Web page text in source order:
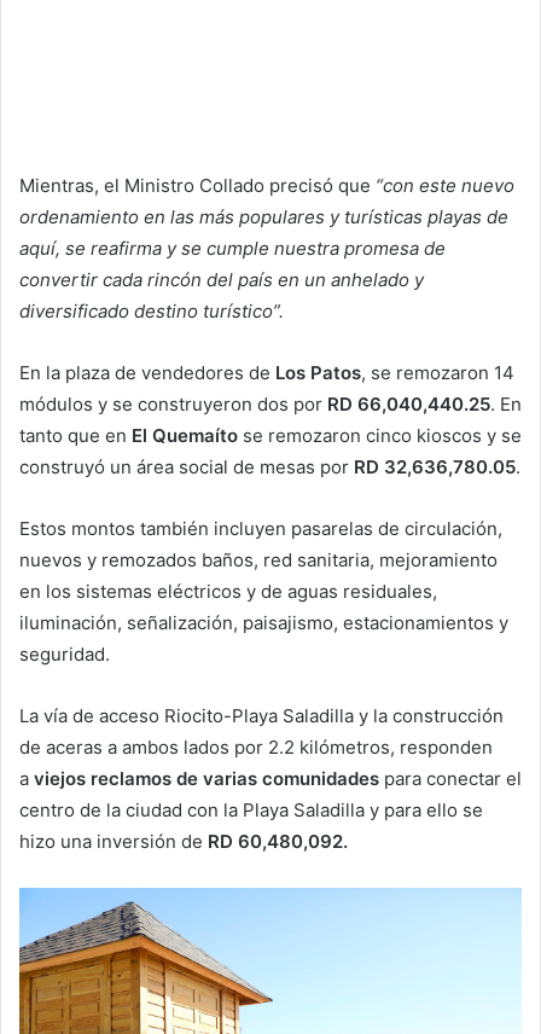
Mientras, el Ministro Collado precisó que “con este nuevo
ordenamiento en las más populares y turísticas playas de
aquí, se reafirma y se cumple nuestra promesa de
convertir cada rincón del país en un anhelado y
diversificado destino turístico”.
En la plaza de vendedores de Los Patos, se remozaron 14
módulos y se construyeron dos por RD 66,040,440.25. En
tanto que en El Quemaíto se remozaron cinco kioscos y se
construyó un área social de mesas por RD 32,636,780.05.
Estos montos también incluyen pasarelas de circulación,
nuevos y remozados baños, red sanitaria, mejoramiento
en los sistemas eléctricos y de aguas residuales,
iluminación, señalización, paisajismo, estacionamientos y
seguridad.
La vía de acceso Riocito-Playa Saladilla y la construcción
de aceras a ambos lados por 2.2 kilómetros, responden
a viejos reclamos de varias comunidades para conectar el
centro de la ciudad con la Playa Saladilla y para ello se
hizo una inversión de RD 60,480,092.